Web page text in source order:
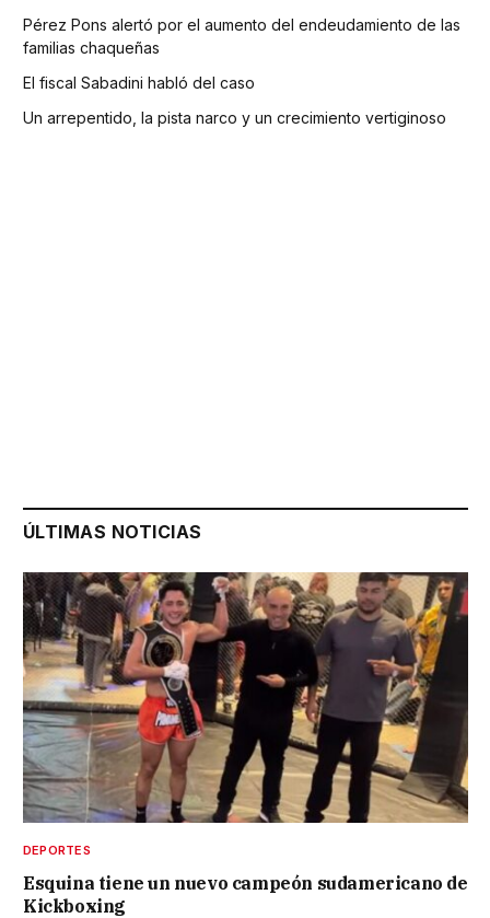
Pérez Pons alertó por el aumento del endeudamiento de las
familias chaqueñas
El fiscal Sabadini habló del caso
Un arrepentido, la pista narco y un crecimiento vertiginoso
ÚLTIMAS NOTICIAS
DEPORTES
Esquina tiene un nuevo campeón sudamericano de
Kickboxing